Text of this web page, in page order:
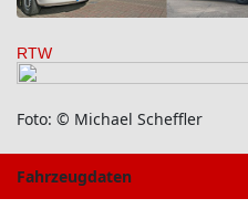
RTW
Foto: © Michael Scheffler
Fahrzeugdaten